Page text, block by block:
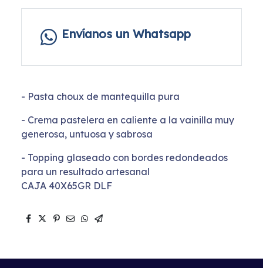
Envíanos un Whatsapp
- Pasta choux de mantequilla pura
- Crema pastelera en caliente a la vainilla muy
generosa, untuosa y sabrosa
- Topping glaseado con bordes redondeados
para un resultado artesanal
CAJA 40X65GR DLF